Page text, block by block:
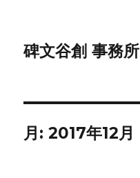
碑文谷創 事務所
月:2017年12月